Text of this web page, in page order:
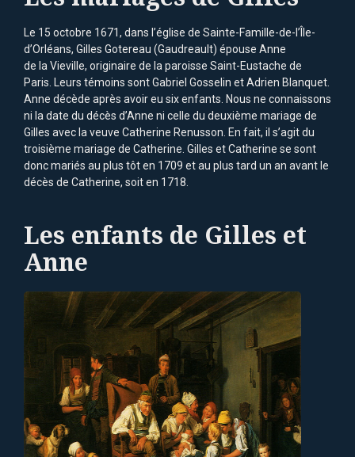
Le 15 octobre 1671, dans l’église de Sainte-Famille-de-l’Île-
d’Orléans, Gilles Gotereau (Gaudreault) épouse Anne
de la Vieville, originaire de la paroisse Saint-Eustache de
Paris. Leurs témoins sont Gabriel Gosselin et Adrien Blanquet.
Anne décède après avoir eu six enfants. Nous ne connaissons
ni la date du décès d’Anne ni celle du deuxième mariage de
Gilles avec la veuve Catherine Renusson. En fait, il s’agit du
troisième mariage de Catherine. Gilles et Catherine se sont
donc mariés au plus tôt en 1709 et au plus tard un an avant le
décès de Catherine, soit en 1718.
Les enfants de Gilles et
Anne